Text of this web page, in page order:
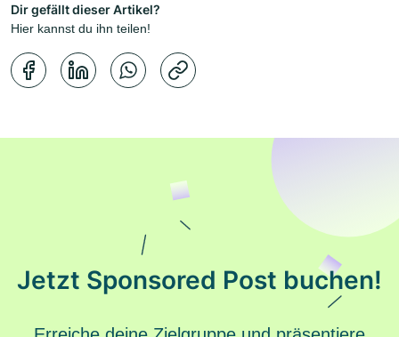
Dir gefällt dieser Artikel?
Hier kannst du ihn teilen!
Jetzt Sponsored Post buchen!